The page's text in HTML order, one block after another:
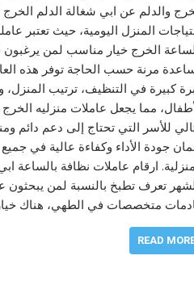
والدلم عن ابي شغالة الدلم الخرج
المنزل اليومية، حيث تعتبر
الخرج خيار مناسب لمن
مرنة حسب الحاجة توفر هذه
كبيرة في التنظيف، ترتيب المنزل،
مما يجعل عاملات منزليه الخرج
للأسر التي تحتاج إلى دعم دائم
جودة الأداء وكفاءة عالية في جميع
ارقام عاملات نظافة بالساعة
تعرف تطبخ بالنسبة لمن يبحثون
متخصصات في الطهي، هناك
READ